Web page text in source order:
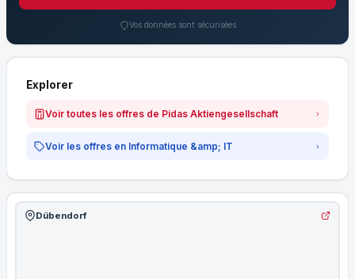
Vos données sont sécurisées
Explorer
Voir toutes les offres de Pidas Aktiengesellschaft
Voir les offres en Informatique &amp; IT
Dübendorf